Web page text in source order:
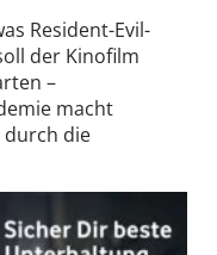
Resident-Evil-
der Kinofilm
–
macht
durch die